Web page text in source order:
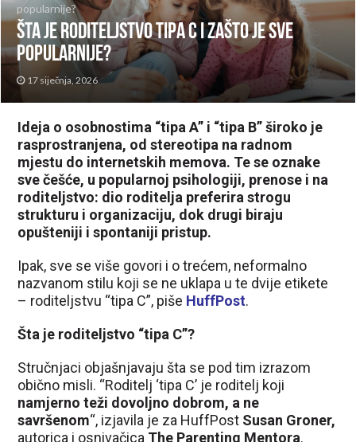
popularnije?
Šta je roditeljstvo tipa C i zašto je sve
popularnije?
17 siječnja, 2026
Ideja o osobnostima “tipa A” i “tipa B” široko je
rasprostranjena, od stereotipa na radnom
mjestu do internetskih memova. Te se oznake
sve češće, u popularnoj psihologiji, prenose i na
roditeljstvo: dio roditelja preferira strogu
strukturu i organizaciju, dok drugi biraju
opušteniji i spontaniji pristup.
Ipak, sve se više govori i o trećem, neformalno
nazvanom stilu koji se ne uklapa u te dvije etikete
– roditeljstvu “tipa C”, piše HuffPost.
Šta je roditeljstvo “tipa C”?
Stručnjaci objašnjavaju šta se pod tim izrazom
obično misli. “Roditelj ‘tipa C’ je roditelj koji
namjerno teži dovoljno dobrom, a ne
savršenom“, izjavila je za HuffPost Susan Groner,
autorica i osnivačica The Parenting Mentora.